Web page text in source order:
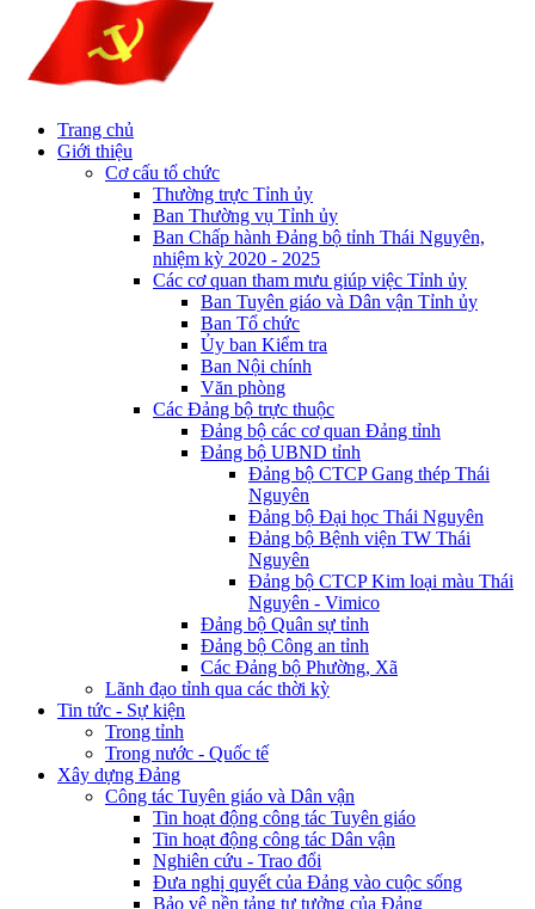
Trang chủ
Giới thiệu
Cơ cấu tổ chức
Thường trực Tỉnh ủy
Ban Thường vụ Tỉnh ủy
Ban Chấp hành Đảng bộ tỉnh Thái Nguyên,
nhiệm kỳ 2020 - 2025
Các cơ quan tham mưu giúp việc Tỉnh ủy
Ban Tuyên giáo và Dân vận Tỉnh ủy
Ban Tổ chức
Ủy ban Kiểm tra
Ban Nội chính
Văn phòng
Các Đảng bộ trực thuộc
Đảng bộ các cơ quan Đảng tỉnh
Đảng bộ UBND tỉnh
Đảng bộ CTCP Gang thép Thái
Nguyên
Đảng bộ Đại học Thái Nguyên
Đảng bộ Bệnh viện TW Thái
Nguyên
Đảng bộ CTCP Kim loại màu Thái
Nguyên - Vimico
Đảng bộ Quân sự tỉnh
Đảng bộ Công an tỉnh
Các Đảng bộ Phường, Xã
Lãnh đạo tỉnh qua các thời kỳ
Tin tức - Sự kiện
Trong tỉnh
Trong nước - Quốc tế
Xây dựng Đảng
Công tác Tuyên giáo và Dân vận
Tin hoạt động công tác Tuyên giáo
Tin hoạt động công tác Dân vận
Nghiên cứu - Trao đổi
Đưa nghị quyết của Đảng vào cuộc sống
Bảo vệ nền tảng tư tưởng của Đảng